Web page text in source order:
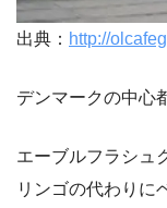
出典： http://
デンマークの中心
エーブルフラシュ
リンゴの代わりに